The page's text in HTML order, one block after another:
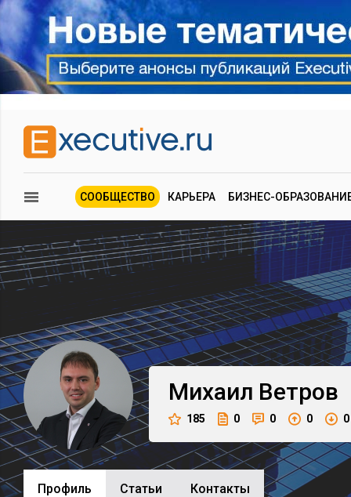
СООБЩЕСТВО КАРЬЕРА БИЗНЕС-
Михаил Ветров
185 0 0 0 0
Профиль Cтатьи Контакты